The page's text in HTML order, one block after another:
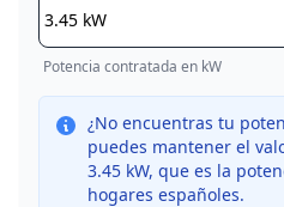
Potencia contratada en kW
¿No encuentras tu
puedes mantener el
3.45 kW, que es la
hogares españoles.